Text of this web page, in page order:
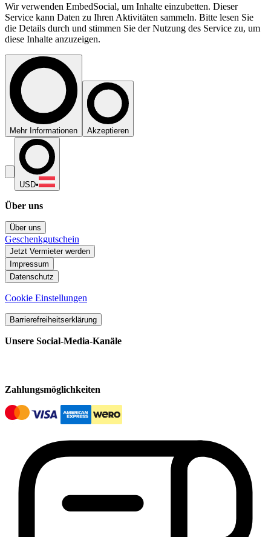
Wir verwenden EmbedSocial, um Inhalte einzubetten. Dieser
Service kann Daten zu Ihren Aktivitäten sammeln. Bitte lesen Sie
die Details durch und stimmen Sie der Nutzung des Service zu, um
diese Inhalte anzuzeigen.
Mehr Informationen Akzeptieren
USD•
Über uns
Über uns
Geschenkgutschein
Jetzt Vermieter werden
Impressum
Datenschutz
Cookie Einstellungen
Barrierefreiheitserklärung
Unsere Social-Media-Kanäle
Zahlungsmöglichkeiten